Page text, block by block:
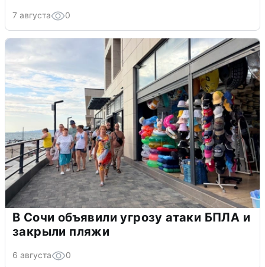
7 августа 0
В Сочи объявили угрозу атаки БПЛА и
закрыли пляжи
6 августа 0